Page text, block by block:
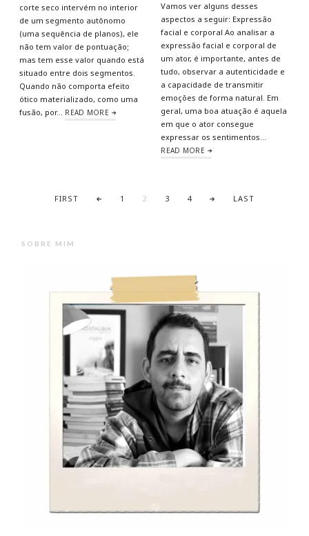
corte seco intervém no interior
de um segmento autônomo
(uma sequência de planos), ele
não tem valor de pontuação;
mas tem esse valor quando está
situado entre dois segmentos.
Quando não comporta efeito
ótico materializado, como uma
fusão, por… READ MORE
Vamos ver alguns desses
aspectos a seguir: Expressão
facial e corporal Ao analisar a
expressão facial e corporal de
um ator, é importante, antes de
tudo, observar a autenticidade e
a capacidade de transmitir
emoções de forma natural. Em
geral, uma boa atuação é aquela
em que o ator consegue
expressar os sentimentos…
READ MORE
FIRST 1 2 3 4 LAST
SOBRE MIM